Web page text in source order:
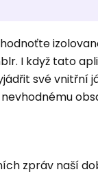
I když tato
své vnitřní
zpráv naší